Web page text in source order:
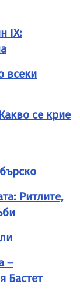
IX:
всеки
се крие
Ритлите,
–
Бастет